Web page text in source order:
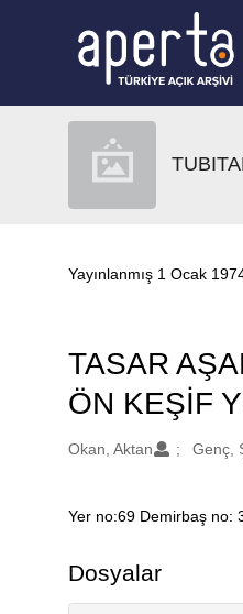
Yayınlanmış 1 Ocak
TASAR
ÖN KEŞİF
Oluşturanlar
Okan, Aktan Genç,
Açıklama
Yer no:69 Demirbaş no:
Dosyalar